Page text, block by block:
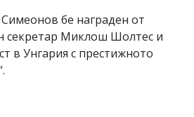
бе награден от
секретар Миклош Шолтес и
в Унгария с престижното